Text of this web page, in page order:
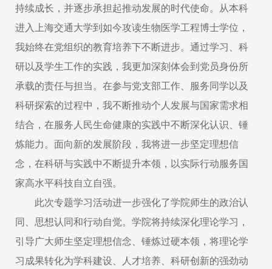
持续成长，并逐步承担起推动发展的时代使命。从本科
进入上海交通大学到如今攻读生物医学工程博士学位，
我始终在党组织的教育培养下不断进步。通过学习、科
研以及学生工作的实践，我更加深刻体会到党员身份所
承载的责任与担当。在参与党支部工作、服务同学以及
科研探索的过程中，我不断推动个人发展与国家需求相
结合，在服务人民生命健康的实践中不断深化认识、锤
炼能力。面向新的发展阶段，我将进一步坚定理想信
念，在科研与实践中不断提升本领，以实际行动服务国
家高水平科技自立自强。
此次专题学习活动进一步强化了学院师生的政治认
同、思想认同和行动自觉。学院将持续深化理论学习，
引导广大师生坚定理想信念、锤炼过硬本领，将理论学
习成果转化为学科建设、人才培养、科研创新的强劲动